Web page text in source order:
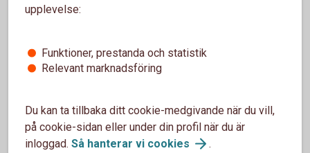
Här hittar du ditt NID
Vad är CONCAT?
upplevelse:
Funktioner, prestanda och statistik
Relevant marknadsföring
Du kan ta tillbaka ditt cookie-medgivande när du vill,
på cookie-sidan eller under din profil när du är
inloggad. Så hanterar vi cookies .